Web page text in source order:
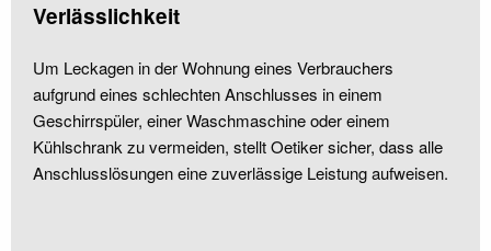
Verlässlichkeit
Um Leckagen in der Wohnung eines Verbrauchers
aufgrund eines schlechten Anschlusses in einem
Geschirrspüler, einer Waschmaschine oder einem
Kühlschrank zu vermeiden, stellt Oetiker sicher, dass alle
Anschlusslösungen eine zuverlässige Leistung aufweisen.